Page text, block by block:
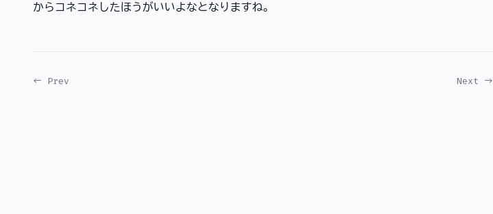
からコネコネしたほうがいいよなとなりますね。
← Prev Next →